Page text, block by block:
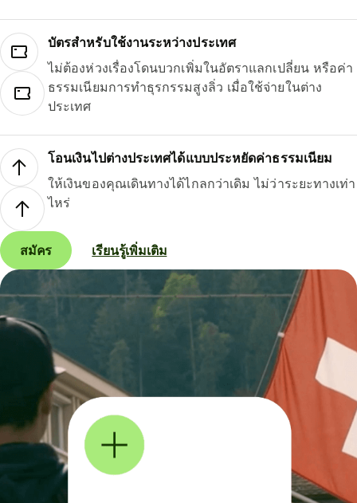
บัตรสำหรับใช้งานระหว่างประเทศ
ไม่ต้องห่วงเรื่องโดนบวกเพิ่มในอัตราแลกเปลี่ยน หรือค่า
ธรรมเนียมการทำธุรกรรมสูงลิ่ว เมื่อใช้จ่ายในต่าง
ประเทศ
โอนเงินไปต่างประเทศได้แบบประหยัดค่าธรรมเนียม
ให้เงินของคุณเดินทางได้ไกลกว่าเดิม ไม่ว่าระยะทางเท่า
ไหร่
สมัคร เรียนรู้เพิ่มเติม